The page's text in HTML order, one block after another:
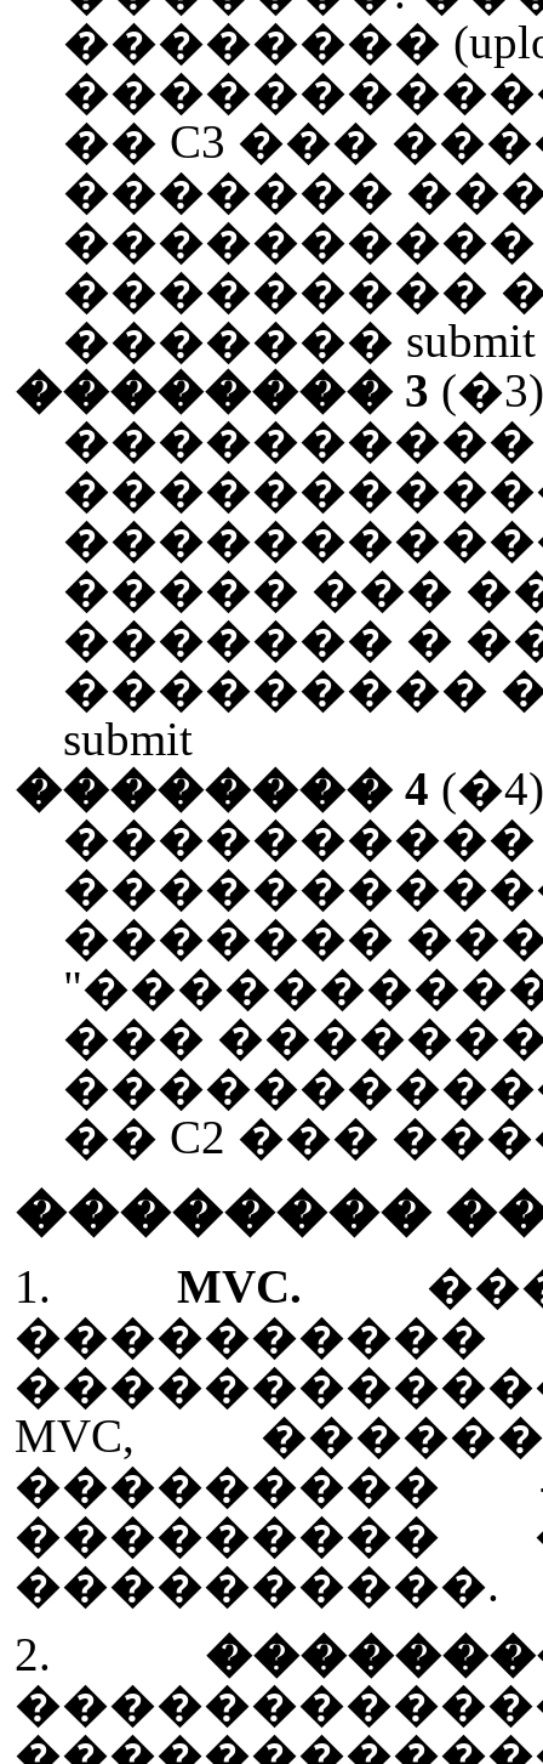
��������
�� C3 ���
�������
���������
������� submit
�������� 3 (�3)
����� ���
������� �
���������
submit
�������� 4 (�4)
�������
���
�� C2 ���
��������
1. MVC.
MVC,
���������
���������
����������.
2.